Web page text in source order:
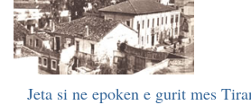
Jeta si ne epoken e gurit mes